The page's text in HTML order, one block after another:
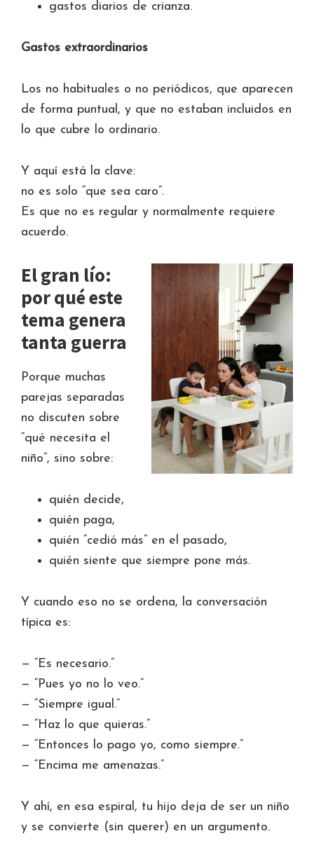
gastos diarios de crianza.
Gastos extraordinarios
Los no habituales o no periódicos, que aparecen
de forma puntual, y que no estaban incluidos en
lo que cubre lo ordinario.
Y aquí está la clave:
no es solo “que sea caro”.
Es que no es regular y normalmente requiere
acuerdo.
El gran lío:
por qué este
tema genera
tanta guerra
Porque muchas
parejas separadas
no discuten sobre
“qué necesita el
niño”, sino sobre:
quién decide,
quién paga,
quién “cedió más” en el pasado,
quién siente que siempre pone más.
Y cuando eso no se ordena, la conversación
típica es:
— “Es necesario.”
— “Pues yo no lo veo.”
— “Siempre igual.”
— “Haz lo que quieras.”
— “Entonces lo pago yo, como siempre.”
— “Encima me amenazas.”
Y ahí, en esa espiral, tu hijo deja de ser un niño
y se convierte (sin querer) en un argumento.